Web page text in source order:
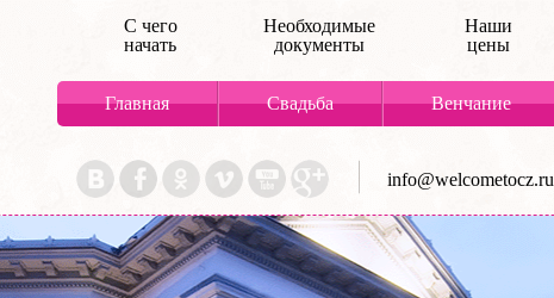
С чего
начать
Необходимые
документы
Наши
цены
Главная Свадьба Венчание
info@welcometocz.ru